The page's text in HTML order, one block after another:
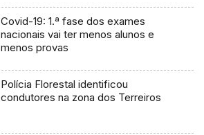
Covid-19: 1.ª fase dos exames
nacionais vai ter menos alunos e
menos provas
Polícia Florestal identificou
condutores na zona dos Terreiros